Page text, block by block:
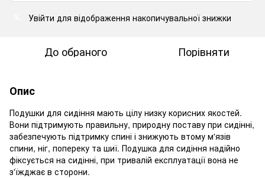
Увійти для відображення накопичувальної знижки
До обраного Порівняти
Опис
Подушки для сидіння мають цілу низку корисних якостей.
Вони підтримують правильну, природну поставу при сидінні,
забезпечують підтримку спині і знижують втому м'язів
спини, ніг, попереку та шиї. Подушка для сидіння надійно
фіксується на сидінні, при тривалій експлуатації вона не
з'їжджає в сторони.